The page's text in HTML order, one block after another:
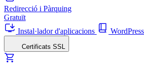
Redirecció i Pàrquing
Gratuït
Instal·lador d'aplicacions
WordPress
Certificats SSL